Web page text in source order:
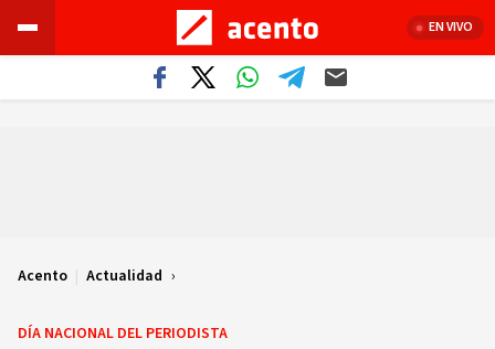
EN VIVO
Acento | Actualidad
DÍA NACIONAL DEL PERIODISTA